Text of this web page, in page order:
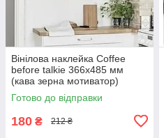
Вінілова наклейка Coffee
before talkie 366х485 мм
(кава зерна мотиватор)
Happy Pocket Коричневий
матовий
Готово до відправки
180 ₴ 212 ₴